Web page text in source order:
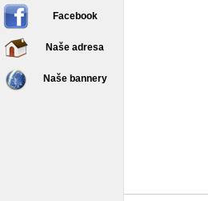
Facebook
Naše adresa
Naše bannery